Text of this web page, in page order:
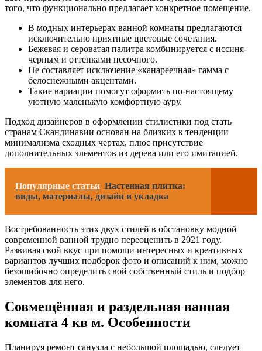
того, что функционально предлагает конкретное помещение.
В модных интерьерах ванной комнаты предлагаются
исключительно приятные цветовые сочетания.
Бежевая и сероватая палитра комбинируется с иссиня-
черным и оттенками песочного.
Не составляет исключение «канареечная» гамма с
белоснежными акцентами.
Такие вариации помогут оформить по-настоящему
уютную маленькую комфортную ауру.
Подход дизайнеров в оформлении стилистики под стать
странам Скандинавии основан на близких к тенденции
минимализма сходных чертах, плюс присутствие
дополнительных элементов из дерева или его имитацией.
Популярные статьи Настенная плитка:
виды, материалы, дизайн и укладка
Востребованность этих двух стилей в обстановку модной
современной ванной трудно переоценить в 2021 году.
Развивая свой вкус при помощи интересных и креативных
вариантов лучших подборок фото и описаний к ним, можно
безошибочно определить свой собственный стиль и подбор
элементов для него.
Совмещённая и раздельная ванная
комната 4 кв м. Особенности
Планируя ремонт санузла с небольшой площадью, следует